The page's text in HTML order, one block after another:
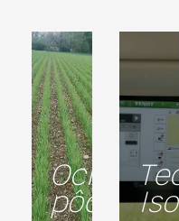
Ochrana
pôdy